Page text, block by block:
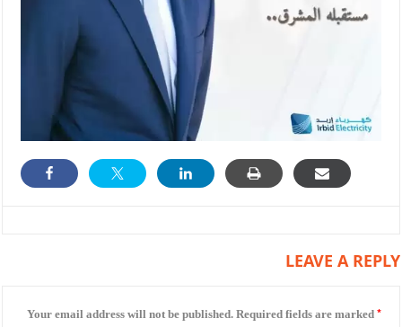
LEAVE A REPLY
Your email address will not be published. Required fields are marked *